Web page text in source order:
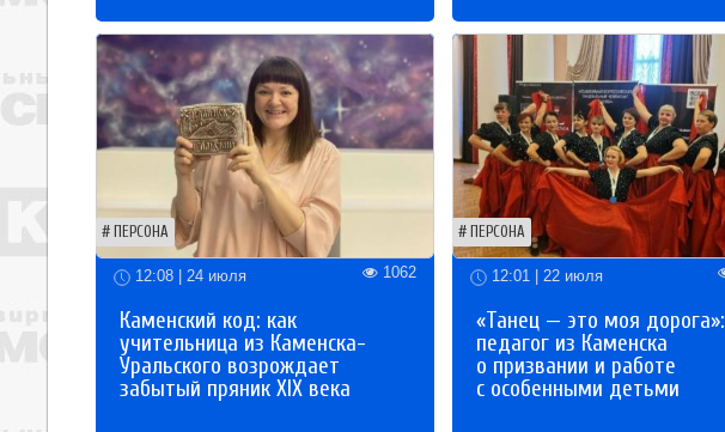
ПЕРСОНА
12:08 | 24 июля 1062
Каменский код: как
учительница из Каменска-
Уральского возрождает
забытый пряник XIX века
ПЕРСОНА
12:01 | 22 июля
«Танец — это моя дорога»:
педагог из Каменска
о призвании и работе
с особенными детьми